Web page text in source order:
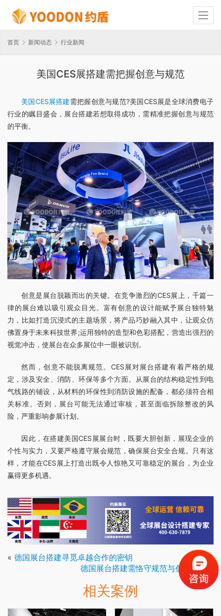
首页 新闻动态 行业新闻
美国CES展搭建需把握创意与规范
美国CES展搭建需把握创意与规范?美国CES展是全球消费电子
行业的瞩目盛会，展台搭建若想取得成功，需精准把握创意与规范
的平衡。
创意是展台脱颖而出的关键。在竞争激烈的CES展上，千篇一
律的展台难以吸引观众目光。富有创意的设计能赋予展台独特魅
力，比如打造沉浸式的主题场景，将产品巧妙融入其中，让观众仿
佛置身于未来科技世界;运用独特的造型和色彩搭配，营造出强烈的
视觉冲击，使展台在众多展位中一眼被识别。
然而，创意不能脱离规范。CES展对展台搭建有着严格的规
定，涉及安全、消防、环保等多个方面。从展台的结构稳定性到电
气线路的铺设，从材料的环保性到消防设施的配备，都必须符合相
关标准。否则，展台可能无法通过审核，甚至面临拆除整改的风
险，严重影响参展计划。
因此，在搭建美国CES展展台时，既要大胆创新，展现企业的
个性与实力，又要严格遵守展会规范，确保展台安全合规。只有这
样，才能在CES展上打造出既令人惊艳又可靠稳定的展台，为企业
赢得更多机遇。
« 德国展台搭建寻觅卓越合作的密钥
德国展台搭建需恪守规范与创新并行»
相关案例